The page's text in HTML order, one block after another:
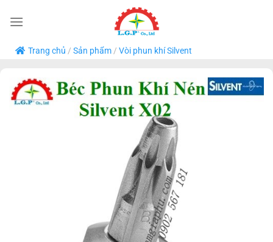
qua
dung
Trang chủ / Sản phẩm/ Vòi phun khí Silvent